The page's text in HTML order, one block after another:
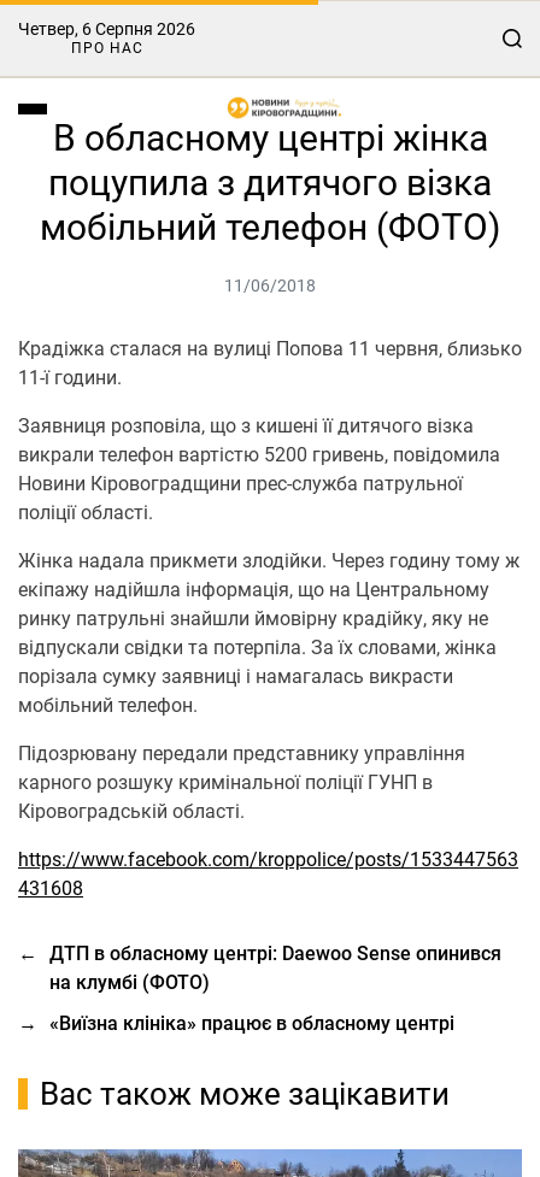
Четвер, 6 Серпня 2026
ПРО НАС
В обласному центрі жінка
поцупила з дитячого візка
мобільний телефон (ФОТО)
11/06/2018
Крадіжка сталася на вулиці Попова 11 червня, близько
11-ї години.
Заявниця розповіла, що з кишені її дитячого візка
викрали телефон вартістю 5200 гривень, повідомила
Новини Кіровоградщини прес-служба патрульної
поліції області.
Жінка надала прикмети злодійки. Через годину тому ж
екіпажу надійшла інформація, що на Центральному
ринку патрульні знайшли ймовірну крадійку, яку не
відпускали свідки та потерпіла. За їх словами, жінка
порізала сумку заявниці і намагалась викрасти
мобільний телефон.
Підозрювану передали представнику управління
карного розшуку кримінальної поліції ГУНП в
Кіровоградській області.
https://www.facebook.com/kroppolice/posts/1533447563
431608
←
ДТП в обласному центрі: Daewoo Sense опинився
на клумбі (ФОТО)
→
«Виїзна клініка» працює в обласному центрі
Вас також може зацікавити